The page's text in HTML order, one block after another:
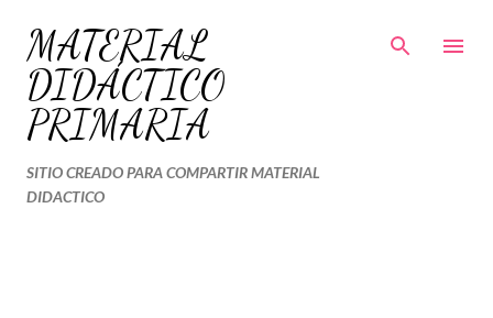
Ir al contenido principal
MATERIAL
DIDÁCTICO
PRIMARIA
SITIO CREADO PARA COMPARTIR MATERIAL
DIDACTICO